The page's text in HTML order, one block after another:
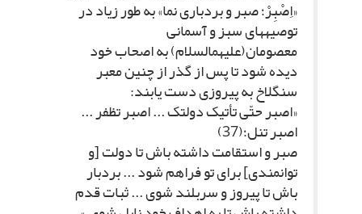
«اِصْبِرْ؛ صبر و بردبارى نما» به طور زیاد در
توصیه‏هاى سبز و آسمانى
معصومان(علیهم‏السلام) به اصحاب خود
دیده شود تا پس از گذر از چنین معبر
سنگلاخ به پیروزى دست یابند:
«اصبر حتّى تأتیک دولتک ... اصبر تظفر ...
اصبر تنل؛(37)
صبر و استقامت داشته باش تا دولت [و
توانمندى‏] براى تو فراهم شود ... بردبار
باش تا پیروز و سربلند شوى ... ثبات قدم